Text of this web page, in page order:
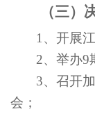
（三）
1 、开展
2、举办9
3、召开
会；